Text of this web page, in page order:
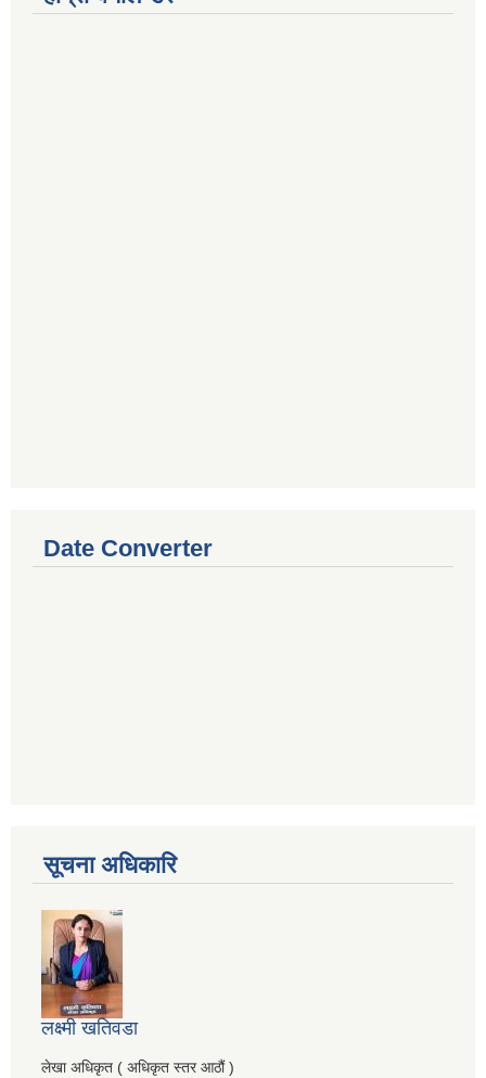
Date Converter
सूचना अधिकारि
लक्ष्मी खतिवडा
लेखा अधिकृत ( अधिकृत स्तर आठौं )